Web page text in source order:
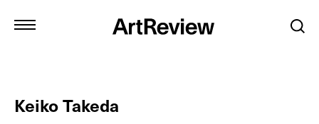
Keiko Takeda